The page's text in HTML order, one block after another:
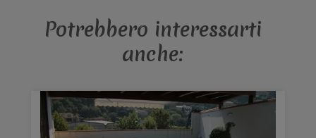
Potrebbero interessarti
anche: